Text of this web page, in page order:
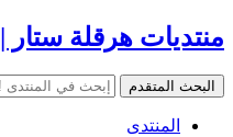
منتديات هرقلة ستار | Hergla Star Forums
المنتدى